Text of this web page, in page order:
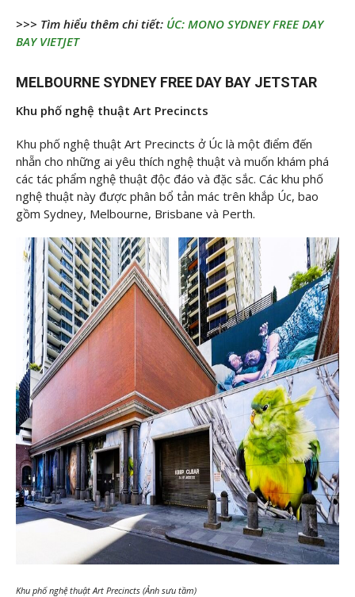
>>> Tìm hiểu thêm chi tiết: ÚC: MONO SYDNEY FREE DAY
BAY VIETJET
MELBOURNE SYDNEY FREE DAY BAY JETSTAR
Khu phố nghệ thuật Art Precincts
Khu phố nghệ thuật Art Precincts ở Úc là một điểm đến
nhẵn cho những ai yêu thích nghệ thuật và muốn khám phá
các tác phẩm nghệ thuật độc đáo và đặc sắc. Các khu phố
nghệ thuật này được phân bổ tản mác trên khắp Úc, bao
gồm Sydney, Melbourne, Brisbane và Perth.
Khu phố nghệ thuật Art Precincts (Ảnh sưu tầm)